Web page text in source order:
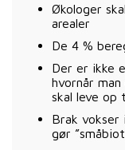
Økologer
arealer
De 4 %
Der er ikke
hvornår
skal leve op
Brak
gør